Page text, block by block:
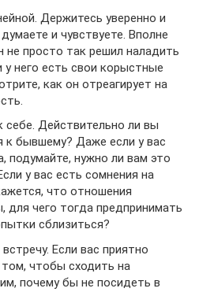
Держитесь уверенно и
и чувствуете. Вполне
не просто так решил наладить
у него есть свои корыстные
как он отреагирует на
себе. Действительно ли вы
к бывшему? Даже если у вас
подумайте, нужно ли вам это
у вас есть сомнения на
что отношения
для чего тогда предпринимать
сблизиться?
Если вас приятно
чтобы сходить на
почему бы не посидеть в